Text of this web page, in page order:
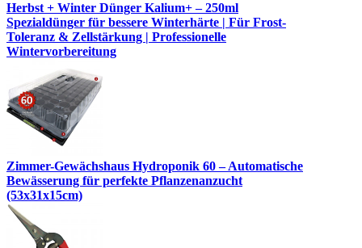
Herbst + Winter Dünger Kalium+ – 250ml
Spezialdünger für bessere Winterhärte | Für Frost-
Toleranz & Zellstärkung | Professionelle
Wintervorbereitung
Zimmer-Gewächshaus Hydroponik 60 – Automatische
Bewässerung für perfekte Pflanzenanzucht
(53x31x15cm)